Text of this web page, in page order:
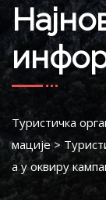
Туристичка
мације>
а у оквиру